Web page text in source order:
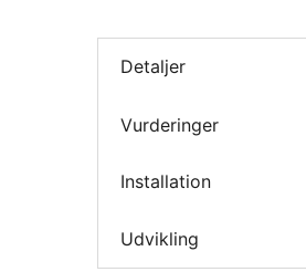
Detaljer
Vurderinger
Installation
Udvikling